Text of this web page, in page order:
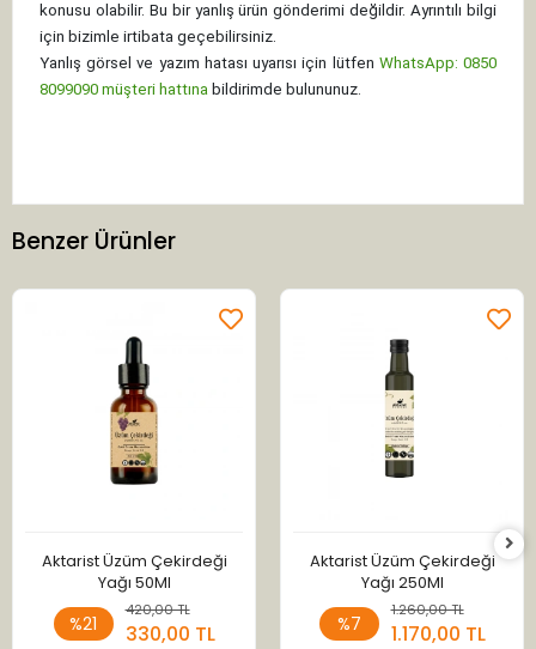
konusu olabilir. Bu bir yanlış ürün gönderimi değildir. Ayrıntılı bilgi
için bizimle irtibata geçebilirsiniz.
Yanlış görsel ve yazım hatası uyarısı için lütfen WhatsApp: 0850
8099090 müşteri hattına bildirimde bulununuz.
Benzer Ürünler
Aktarist Üzüm Çekirdeği
Yağı 50Ml
%21
420,00 TL
330,00 TL
Aktarist Üzüm Çekirdeği
Yağı 250Ml
%7
1.260,00 TL
1.170,00 TL